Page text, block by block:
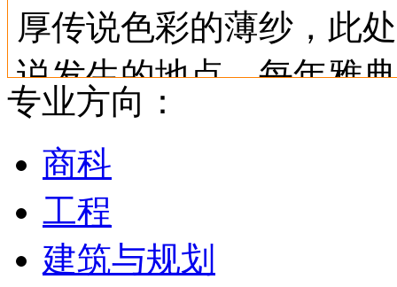
厚传说色彩的薄纱，此
说发生的地点，每年雅
由来以久、充满灵异的
各地的人士前来共襄盛
相的绞尽脑汁，有各式
人打扮女巫、法师、恶
专业方向：
商科
工程
建筑与规划